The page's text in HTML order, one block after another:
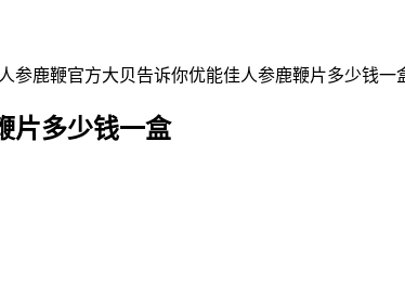
参鹿鞭官方大贝告诉你优能佳人参鹿鞭片多少钱一
片多少钱一盒